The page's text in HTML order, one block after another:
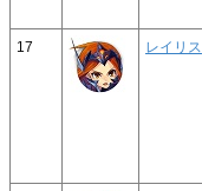
17 レイリス